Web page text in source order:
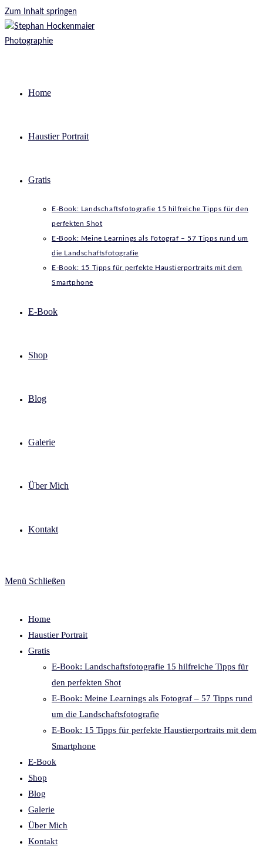
Zum Inhalt springen
Home
Haustier Portrait
Gratis
E-Book: Landschaftsfotografie 15 hilfreiche Tipps für den
perfekten Shot
E-Book: Meine Learnings als Fotograf – 57 Tipps rund um
die Landschaftsfotografie
E-Book: 15 Tipps für perfekte Haustierportraits mit dem
Smartphone
E-Book
Shop
Blog
Galerie
Über Mich
Kontakt
Menü Schließen
Home
Haustier Portrait
Gratis
E-Book: Landschaftsfotografie 15 hilfreiche Tipps für
den perfekten Shot
E-Book: Meine Learnings als Fotograf – 57 Tipps rund
um die Landschaftsfotografie
E-Book: 15 Tipps für perfekte Haustierportraits mit dem
Smartphone
E-Book
Shop
Blog
Galerie
Über Mich
Kontakt